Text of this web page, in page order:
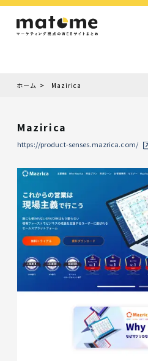
採用サイト
コーポレートサイト
オウンドメディア
ランディングページ
サービスサイト
Design
シンプルデザイン
クール・モダン
ナチュラル・温もり系
和風・ジャパニーズ
雑誌風・エディトリアル
イラスト
ミニマルデザイン
タイポグラフィ重視
グラデーション
高級感・ラグジュアリー
グリッドデザイン
フラットデザイン
モーション・アニメーション
テクスチャ・素材感
シングルページ
Color
色から探す
カラフル・多色
シルバー・銀色
ゴールド・金色
パープル・紫色
ブラウン・茶色
グリーン・緑色
ブルー・青色
イエロー・黄色
オレンジ・橙色
レッド・赤色
ピンク・桃色
グレー・灰色
ブラック・黒色
ホワイト・白色
ライトブルー・水色
ネイビー・紺色
Service
業種・職種から探す
ファッション・トレンド
デザイン・ブランディング
働き方・組織文化・価値観
生活・趣味
NPO・自治体・行政
銀行・金融・フィンテック
健康・フィットネス
車・バイク・乗り物
建築・不動産・空間デザイン
転職・求人
文化・伝統・アート
クリエイティブ・マーケティング
ペット・動物
美容・エステ
教育・子育て・スクール
レストラン・飲食・ウェディング
旅行・観光・ホテル・旅館
医療・介護・ヘルスケア
音楽・映像・エンタメ
IT・ツール・アプリ
農業・畜産・食品
製造・素材・化学
コンサルティング・投資
土木・建設・インフラ整備
デジタルマーケティング・広告
化粧品・美容製品
人材紹介・派遣
法律・会計・士業
製薬・バイオテクノロジー
ホーム Mazirica
Mazirica
https://product-senses.mazrica.com/